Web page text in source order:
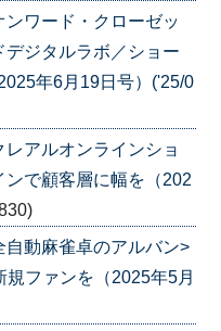
ワード・クローゼッ
ジタルラボ／ショー
年6月19日号）('25/0
アルオンラインショ
で顧客層に幅を（202
動麻雀卓のアルバン>
ファンを（2025年5月